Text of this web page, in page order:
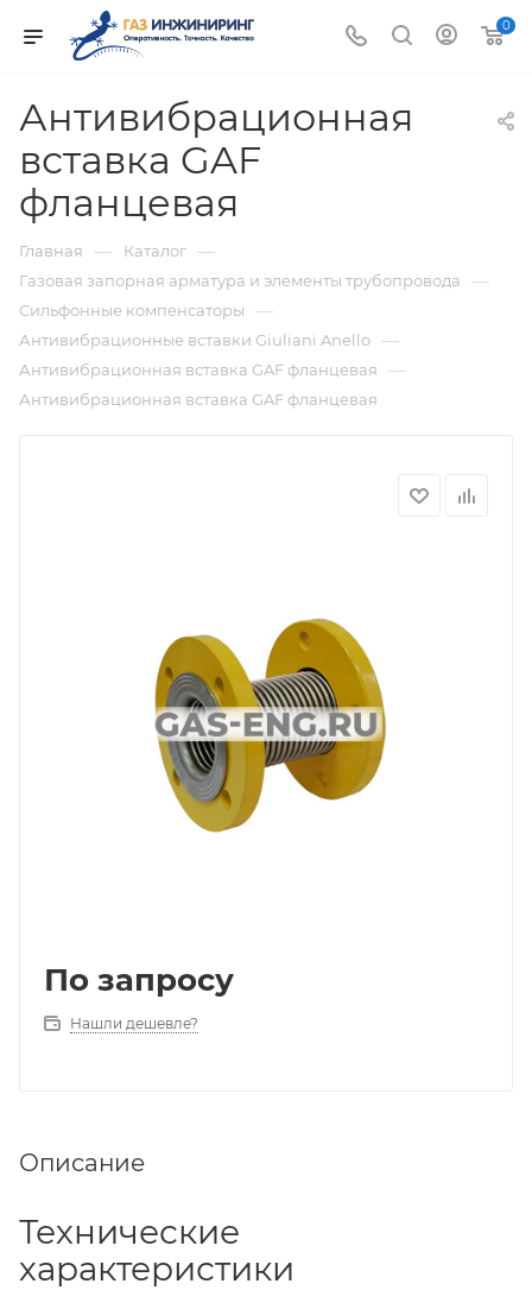
0
Антивибрационная
вставка GAF
фланцевая
Главная — Каталог —
Газовая запорная арматура и элементы трубопровода —
Сильфонные компенсаторы —
Антивибрационные вставки Giuliani Anello —
Антивибрационная вставка GAF фланцевая —
Антивибрационная вставка GAF фланцевая
По запросу
Нашли дешевле?
Описание
Технические
характеристики